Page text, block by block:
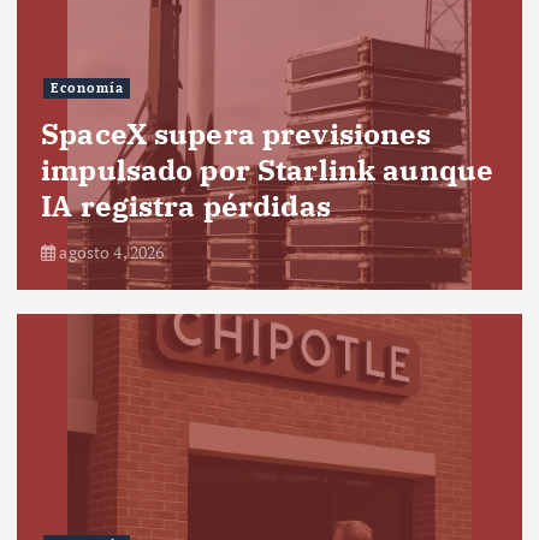
Economía
SpaceX supera previsiones
impulsado por Starlink aunque
IA registra pérdidas
agosto 4, 2026